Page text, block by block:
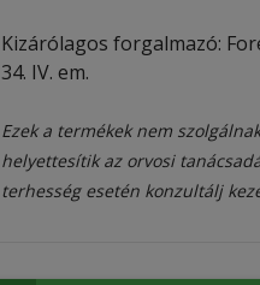
Kizárólagos forgalmazó:
34. IV. em.
Ezek a termékek nem
helyettesítik az orvosi
terhesség esetén konzultálj